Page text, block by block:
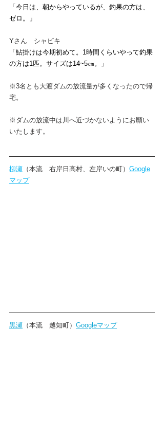
「今日は、朝からやっているが、釣果の方は、
ゼロ。」
Yさん シャビキ
「鮎掛けは今期初めて。1時間くらいやって釣果
の方は1匹。サイズは14~5㎝。」
※3名とも大渡ダムの放流量が多くなったので帰
宅。
※ダムの放流中は川へ近づかないようにお願い
いたします。
柳瀬 （本流　右岸日高村、左岸いの町） Google
マップ
黒瀬 （本流　越知町） Googleマップ